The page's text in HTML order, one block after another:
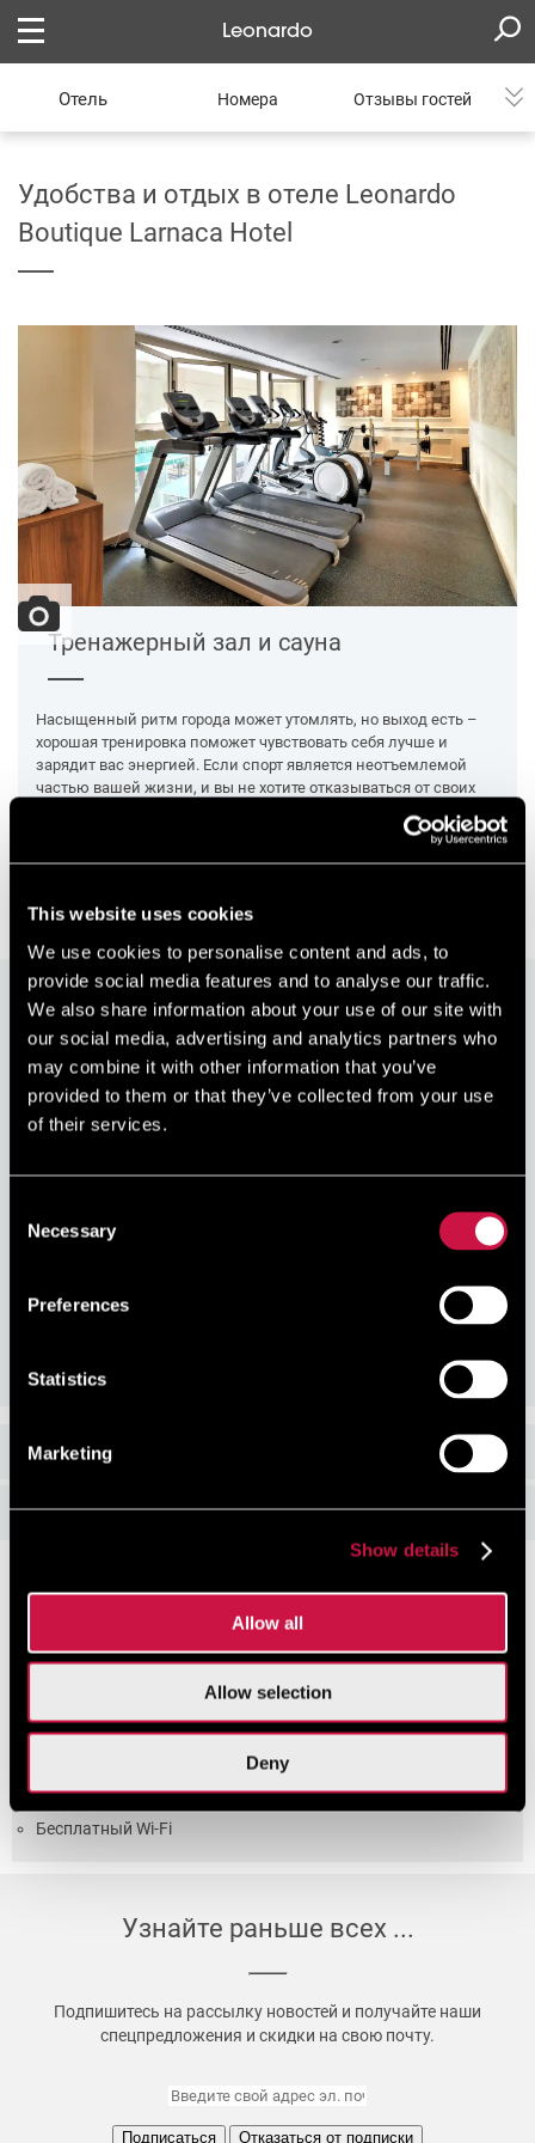
This website uses cookies
We use cookies to personalise content and ads, to
provide social media features and to analyse our traffic.
We also share information about your use of our site with
our social media, advertising and analytics partners who
may combine it with other information that you’ve
provided to them or that they’ve collected from your use
of their services.
Selection
Necessary
Preferences
Statistics
Marketing
Show details
Allow all
Allow selection
Deny
Leonardo
Отель Номера Отзывы гостей
Удобства и отдых в отеле Leonardo
Boutique Larnaca Hotel
Тренажерный зал и сауна
Насыщенный ритм города может утомлять, но выход есть –
хорошая тренировка поможет чувствовать себя лучше и
зарядит вас энергией. Если спорт является неотъемлемой
частью вашей жизни, и вы не хотите отказываться от своих
тренировок, в нашем отеле есть современный тренажерный
зал с сауной. Посетив его, вы сможете зарядить ваше тело
Бронируйте на сайте и получите
скидку10%
Присоединяйтесь к нам сегодня, это легко и бесплатно.
Начните зарабатывать скидку при каждом бронировании
бронирование
Удобства и отдых
Отель с кондиционированием воздуха
Время выезда: 12:00
Администратор работает круглосуточно
Курение в отеле запрещено
Бесплатный Wi-Fi
Узнайте раньше всех ...
Подпишитесь на рассылку новостей и получайте наши
спецпредложения и скидки на свою почту.
Подписаться Отказаться от подписки